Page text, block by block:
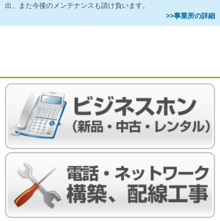
出、また今後のメンテナンスも請け負います。
>>事業所の詳細